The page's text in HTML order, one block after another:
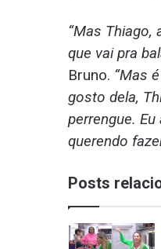
“Mas Thiago,
que vai pra
Bruno. “Mas
gosto dela,
perrengue.
querendo
Posts